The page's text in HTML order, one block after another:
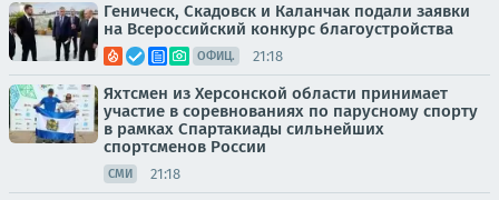
Геническ, Скадовск и Каланчак подали заявки
на Всероссийский конкурс благоустройства
ОФИЦ. 21:18
Яхтсмен из Херсонской области принимает
участие в соревнованиях по парусному спорту
в рамках Спартакиады сильнейших
спортсменов России
СМИ 21:18